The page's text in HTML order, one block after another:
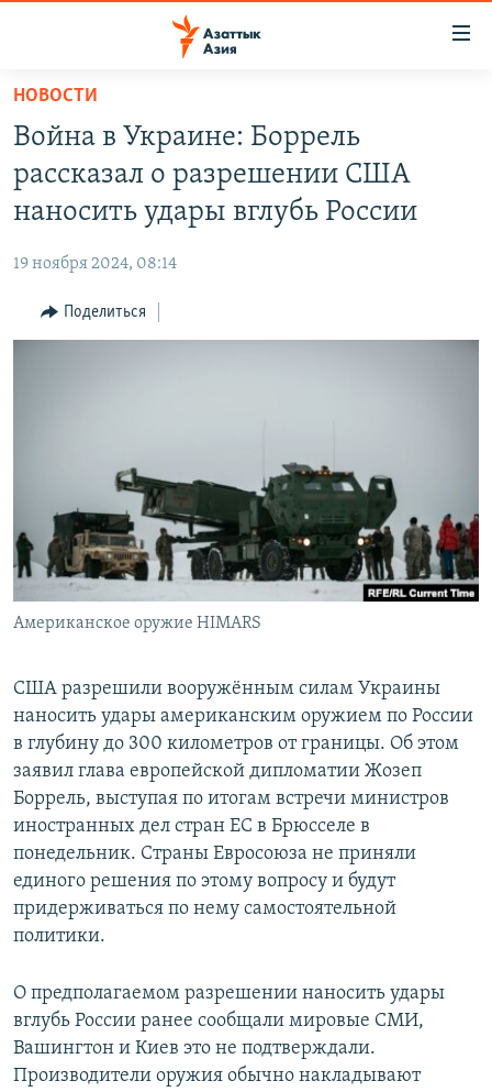
Вернуться
основному
содержанию
Вернутся
главной
навигации
Вернутся
ТАДЖИКИСТАН
ВОЙНА В УКРАИНЕ
ҚАЗАҚША
КЫРГЫЗЧА
НОВОСТИ
Война в Украине: Боррель
рассказал о разрешении США
наносить удары вглубь России
19 ноября 2024, 08:14
Поделиться
Американское оружие HIMARS
США разрешили вооружённым силам Украины
наносить удары американским оружием по России
в глубину до 300 километров от границы. Об этом
заявил глава европейской дипломатии Жозеп
Боррель, выступая по итогам встречи министров
иностранных дел стран ЕС в Брюсселе в
понедельник. Страны Евросоюза не приняли
единого решения по этому вопросу и будут
придерживаться по нему самостоятельной
политики.
О предполагаемом разрешении наносить удары
вглубь России ранее сообщали мировые СМИ,
Вашингтон и Киев это не подтверждали.
Производители оружия обычно накладывают